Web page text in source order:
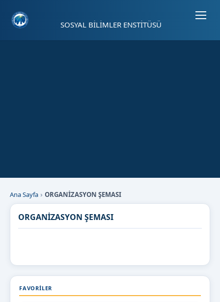
SOSYAL BİLİMLER ENSTİTÜSÜ
Ana Sayfa ORGANİZASYON ŞEMASI
ORGANİZASYON ŞEMASI
FAVORILER